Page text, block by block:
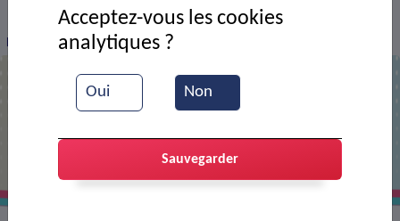
> VIE MUNICIPALE > Ressources documentaires
Les chenilles processionnaires
Oui Non
Acceptez-vous les cookies
analytiques ?
Sauvegarder